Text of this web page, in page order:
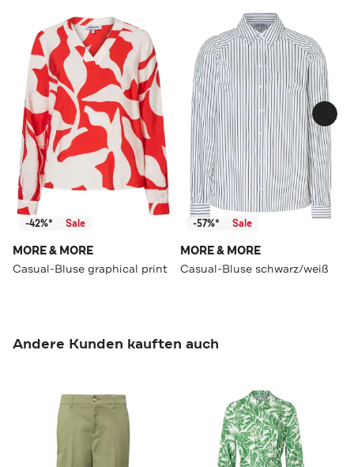
-42%* Sale
MORE & MORE
Casual-Bluse graphical print
-57%* Sale
MORE & MORE
Casual-Bluse schwarz/weiß
Andere Kunden kauften auch